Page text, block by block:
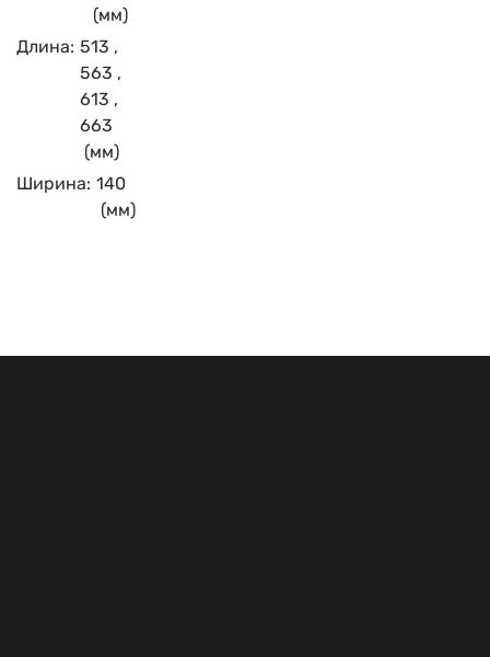
(мм)
Длина: 513 ,
563 ,
613 ,
663
(мм)
Ширина: 140
(мм)